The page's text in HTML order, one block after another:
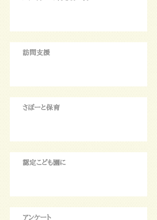
訪問支援
さぽーと保育
認定こども園に
アンケート